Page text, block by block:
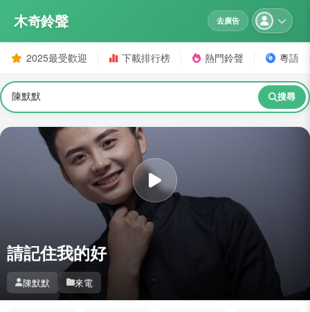
木奇鈴聲 去廣告
2025最受歡迎 下載排行榜 熱門鈴聲 粵語
搜尋
請記住我的好
陳默默 來電